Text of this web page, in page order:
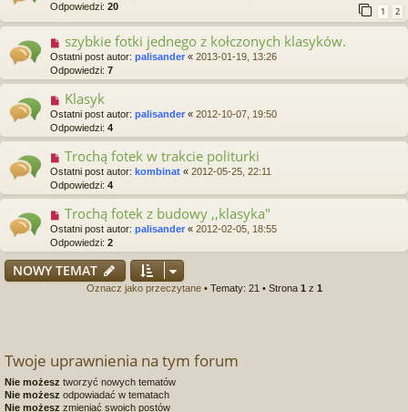
Odpowiedzi: 20 1 2
szybkie fotki jednego z kołczonych klasyków.
Ostatni post autor: palisander « 2013-01-19, 13:26
Odpowiedzi: 7
Klasyk
Ostatni post autor: palisander « 2012-10-07, 19:50
Odpowiedzi: 4
Trochą fotek w trakcie politurki
Ostatni post autor: kombinat « 2012-05-25, 22:11
Odpowiedzi: 4
Trochą fotek z budowy ,,klasyka"
Ostatni post autor: palisander « 2012-02-05, 18:55
Odpowiedzi: 2
NOWY TEMAT
Oznacz jako przeczytane• Tematy: 21 • Strona 1 z 1
Twoje uprawnienia na tym forum
Nie możesz tworzyć nowych tematów
Nie możesz odpowiadać w tematach
Nie możesz zmieniać swoich postów